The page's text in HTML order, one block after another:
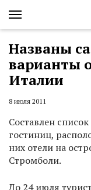
Названы
варианты
Италии
8 июля 2011
Составлен
гостиниц,
них отели на
Стромболи.
До 24 июля